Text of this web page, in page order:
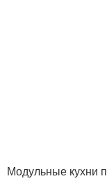
Модульные кухни